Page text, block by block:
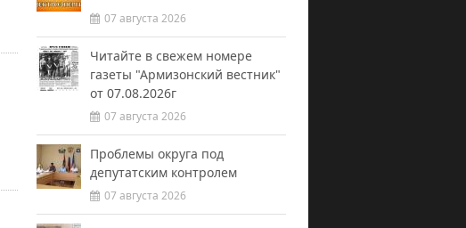
07 августа 2026
Читайте в свежем номере
газеты "Армизонский вестник"
от 07.08.2026г
07 августа 2026
Проблемы округа под
депутатским контролем
07 августа 2026